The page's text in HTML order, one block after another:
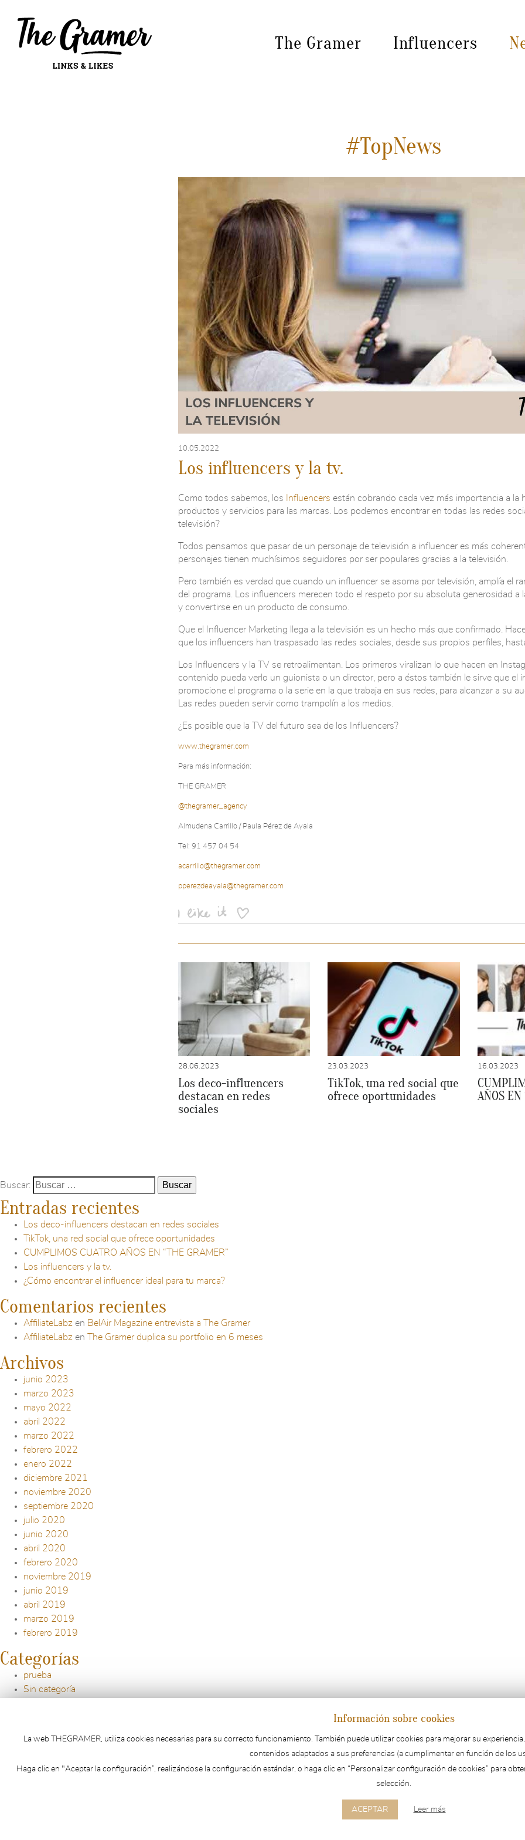
The Gramer Influencers
Mes: mayo 2022
#TopNews
10.05.2022
Los influencers y la tv.
Como todos sabemos, los Influencers están cobrando cada vez más importancia a la
productos y servicios para las marcas. Los podemos encontrar en todas las redes
televisión?
Todos pensamos que pasar de un personaje de televisión a influencer es más
personajes tienen muchísimos seguidores por ser populares gracias a la televisión.
Pero también es verdad que cuando un influencer se asoma por televisión, amplía el
del programa. Los influencers merecen todo el respeto por su absoluta generosidad a
y convertirse en un producto de consumo.
Que el Influencer Marketing llega a la televisión es un hecho más que confirmado.
que los influencers han traspasado las redes sociales, desde sus propios perfiles,
Los Influencers y la TV se retroalimentan. Los primeros viralizan lo que hacen en
contenido pueda verlo un guionista o un director, pero a éstos también le sirve que el
promocione el programa o la serie en la que trabaja en sus redes, para alcanzar a su
Las redes pueden servir como trampolín a los medios.
¿Es posible que la TV del futuro sea de los Influencers?
www.thegramer.com
Para más información:
THE GRAMER
@thegramer_agency
Almudena Carrillo / Paula Pérez de Ayala
Tel: 91 457 04 54
acarrillo@thegramer.com
pperezdeayala@thegramer.com
28.06.2023
Los deco-influencers
destacan en redes
sociales
23.03.2023
TikTok, una red social que
ofrece oportunidades
16.03.2023
AÑOS EN
Buscar:
Entradas recientes
Los deco-influencers destacan en redes sociales
TikTok, una red social que ofrece oportunidades
CUMPLIMOS CUATRO AÑOS EN “THE GRAMER”
Los influencers y la tv.
¿Cómo encontrar el influencer ideal para tu marca?
Comentarios recientes
AffiliateLabz en BelAir Magazine entrevista a The Gramer
AffiliateLabz en The Gramer duplica su portfolio en 6 meses
Archivos
junio 2023
marzo 2023
mayo 2022
abril 2022
marzo 2022
febrero 2022
enero 2022
diciembre 2021
noviembre 2020
septiembre 2020
julio 2020
junio 2020
abril 2020
febrero 2020
noviembre 2019
junio 2019
abril 2019
marzo 2019
febrero 2019
Categorías
prueba
Sin categoría
WordPress.org
Información sobre cookies
La web THEGRAMER, utiliza cookies necesarias para su correcto funcionamiento. También puede utilizar cookies para mejorar su
contenidos adaptados a sus preferencias (a cumplimentar en función de los
Haga clic en "Aceptar la configuración”, realizándose la configuración estándar, o haga clic en “Personalizar configuración de cookies” para
selección.
ACEPTAR Leer más